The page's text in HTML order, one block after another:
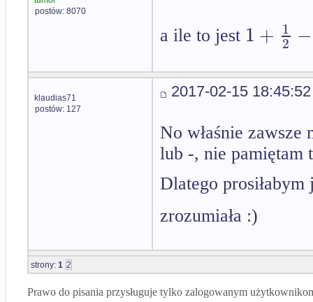
postów: 8070
a ile to jest 1 + 1
2 −
klaudias71
postów: 127
2017-02-15 18:45:52
No właśnie zawsze
lub -, nie pamiętam
Dlatego
zrozumiała :)
strony: 1 2
Prawo do pisania przysługuje tylko zalogowanym